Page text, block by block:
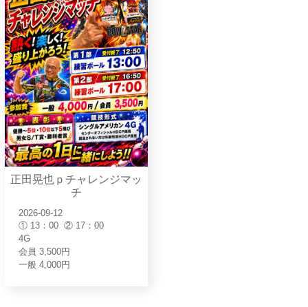
正田晃也ｐチャレンジマッ
チ
2026-09-12
① 13：00 ② 17：00
4G
会員 3,500円
一般 4,000円